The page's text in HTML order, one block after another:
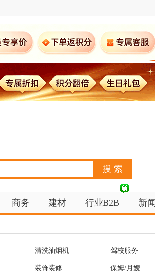
商务 建材 行业B2B 新闻
清洗油烟机 驾校服务
装饰装修 保姆/月嫂